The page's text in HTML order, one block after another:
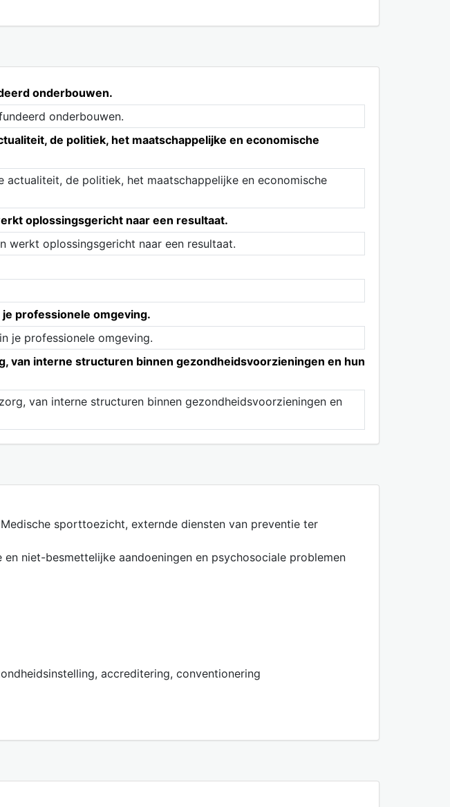
onderbouwen.
onderbouwen.
de politiek, het maatschappelijke en economische
de politiek, het maatschappelijke en economische
oplossingsgericht naar een resultaat.
werkt oplossingsgericht naar een resultaat.
professionele omgeving.
je professionele omgeving.
van interne structuren binnen gezondheidsvoorzieningen en hun
van interne structuren binnen gezondheidsvoorzieningen en
sporttoezicht, externde diensten van preventie ter
niet-besmettelijke aandoeningen en psychosociale problemen
accreditering, conventionering